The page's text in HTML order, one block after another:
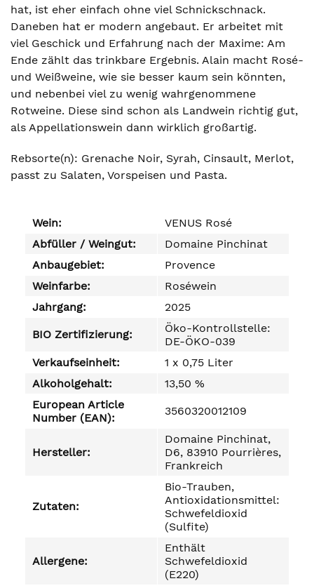
hat, ist eher einfach ohne viel Schnickschnack.
Daneben hat er modern angebaut. Er arbeitet mit
viel Geschick und Erfahrung nach der Maxime: Am
Ende zählt das trinkbare Ergebnis. Alain macht Rosé-
und Weißweine, wie sie besser kaum sein könnten,
und nebenbei viel zu wenig wahrgenommene
Rotweine. Diese sind schon als Landwein richtig gut,
als Appellationswein dann wirklich großartig.
Rebsorte(n): Grenache Noir, Syrah, Cinsault, Merlot,
passt zu Salaten, Vorspeisen und Pasta.
Wein:
VENUS Rosé
Abfüller / Weingut:
Domaine Pinchinat
Anbaugebiet:
Provence
Weinfarbe:
Roséwein
Jahrgang:
2025
BIO Zertifizierung:
Öko-Kontrollstelle:
DE-ÖKO-039
Verkaufseinheit:
1 x 0,75 Liter
Alkoholgehalt:
13,50 %
European Article
Number (EAN):
3560320012109
Hersteller:
Domaine Pinchinat,
D6, 83910 Pourrières,
Frankreich
Zutaten:
Bio-Trauben,
Antioxidationsmittel:
Schwefeldioxid
(Sulfite)
Allergene:
Enthält
Schwefeldioxid
(E220)